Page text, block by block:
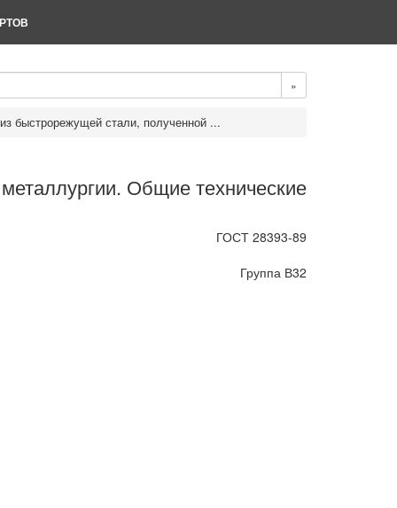
»
быстрорежущей стали, полученной ...
Общие технические
ГОСТ 28393-89
Группа В32